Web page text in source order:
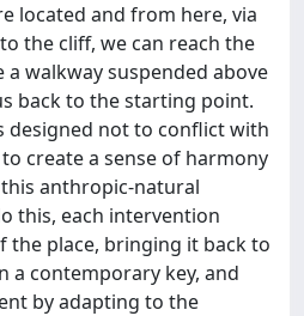
located and from here, via
the cliff, we can reach the
a walkway suspended above
back to the starting point.
designed not to conflict with
create a sense of harmony
anthropic-natural
this, each intervention
the place, bringing it back to
a contemporary key, and
by adapting to the